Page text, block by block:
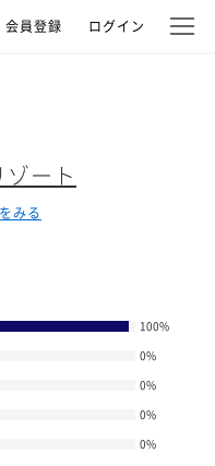
会員登録 ログイン
ート
みる
100%
0%
0%
0%
0%